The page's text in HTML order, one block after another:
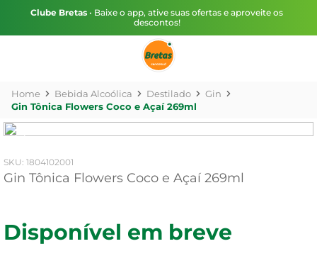
Clube Bretas • Baixe o app, ative suas ofertas e aproveite os
descontos!
Bebida Alcoólica Destilado
Gin
Gin Tônica Flowers Coco e Açaí 269ml
: 1804102001
Gin Tônica Flowers Coco e Açaí 269ml
Disponível em breve